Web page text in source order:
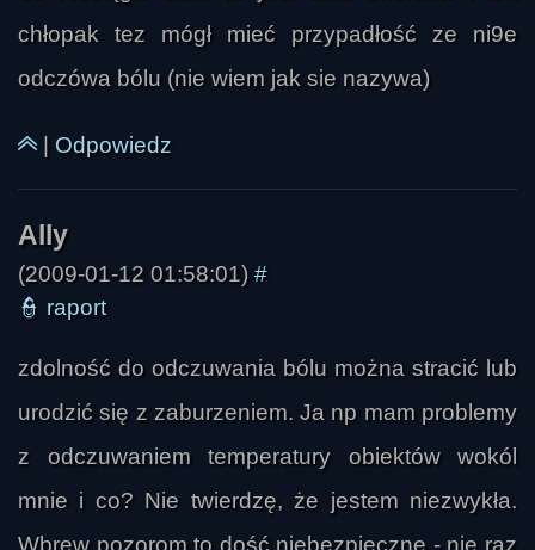
chłopak tez mógł mieć przypadłość ze ni9e
odczówa bólu (nie wiem jak sie nazywa)
| Odpowiedz
(2009-01-12 01:58:01) #
👮 raport
zdolność do odczuwania bólu można stracić lub
urodzić się z zaburzeniem. Ja np mam problemy
z odczuwaniem temperatury obiektów wokól
mnie i co? Nie twierdzę, że jestem niezwykła.
Wbrew pozorom to dość niebezpieczne - nie raz
anonim
kf